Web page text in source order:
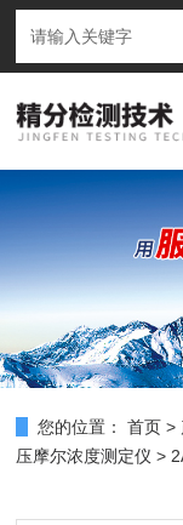
您的位置： 首页 >
压摩尔浓度测定仪 >